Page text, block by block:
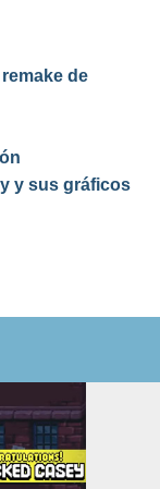
de
y sus gráficos